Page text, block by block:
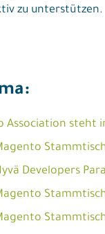
zu unterstützen.
Association steht
Developers